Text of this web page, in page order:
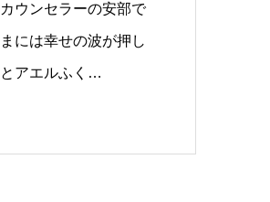
ウンセラーの安部で
には幸せの波が押し
アエルふく…